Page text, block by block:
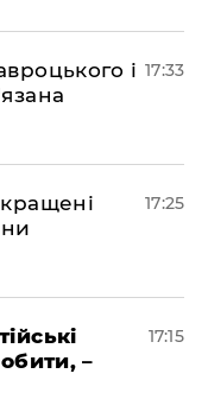
і 17:33
17:25
–
17:15